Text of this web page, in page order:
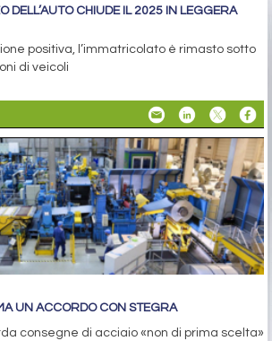
DELL’AUTO CHIUDE IL 2025 IN LEGGERA
positiva, l’immatricolato è rimasto sotto
di veicoli
UN ACCORDO CON STEGRA
consegne di acciaio «non di prima scelta»